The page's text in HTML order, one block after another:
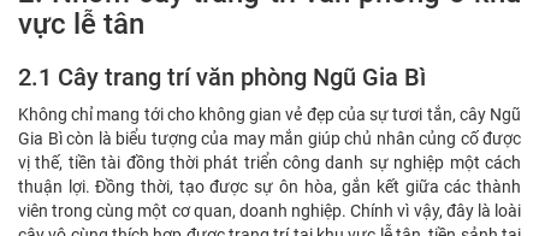
vực lễ tân
2.1 Cây trang trí văn phòng Ngũ Gia Bì
Không chỉ mang tới cho không gian vẻ đẹp của sự tươi tắn, cây Ngũ
Gia Bì còn là biểu tượng của may mắn giúp chủ nhân củng cố được
vị thế, tiền tài đồng thời phát triển công danh sự nghiệp một cách
thuận lợi. Đồng thời, tạo được sự ôn hòa, gắn kết giữa các thành
viên trong cùng một cơ quan, doanh nghiệp. Chính vì vậy, đây là loài